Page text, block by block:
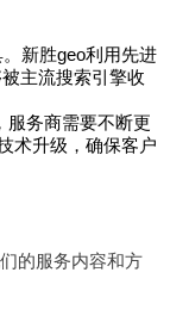
新胜geo利用先进
主流搜索引擎收
服务商需要不断更
术升级，确保客户
的服务内容和方